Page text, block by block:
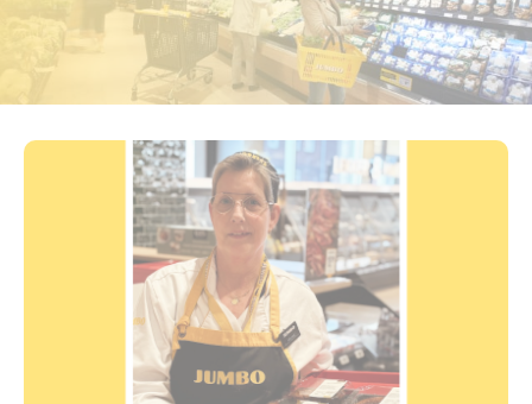
Bruïneplein
Acties
Werken bij Jumbo Huibers
Vacatures en Solliciteren
Werken en leren
Jumbo.com
BBQ gigant webshop